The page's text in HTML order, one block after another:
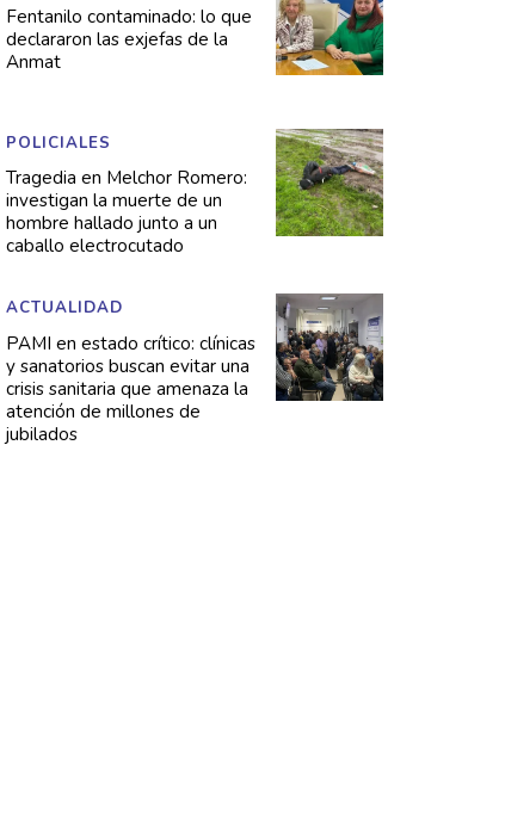
Fentanilo contaminado: lo que
declararon las exjefas de la
Anmat
Tragedia en Melchor Romero:
investigan la muerte de un
hombre hallado junto a un
caballo electrocutado
POLICIALES
PAMI en estado crítico: clínicas
y sanatorios buscan evitar una
crisis sanitaria que amenaza la
atención de millones de
jubilados
ACTUALIDAD